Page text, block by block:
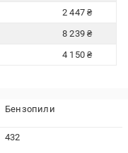
2 447 ₴
8 239 ₴
4 150 ₴
Бензопили
432